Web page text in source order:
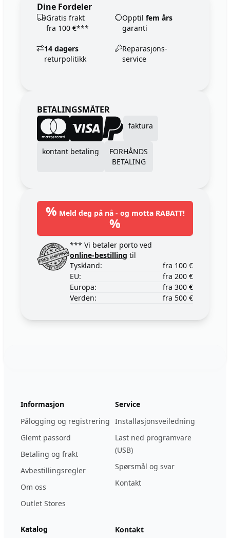
Dine Fordeler
Gratis frakt
fra 100 €***
Opptil fem års
garanti
14 dagers
returpolitikk
Reparasjons-
service
BETALINGSMÅTER
faktura
kontant betaling
FORHÅNDS
BETALING
% Meld deg på nå - og motta RABATT!
%
*** Vi betaler porto ved
online-bestilling til
Tyskland:
fra 100 €
EU:
fra 200 €
Europa:
fra 300 €
Verden:
fra 500 €
Informasjon
Pålogging og registrering
Glemt passord
Betaling og frakt
Avbestillingsregler
Om oss
Outlet Stores
Service
Installasjonsveiledning
Last ned programvare
(USB)
Spørsmål og svar
Kontakt
Katalog
Kontakt